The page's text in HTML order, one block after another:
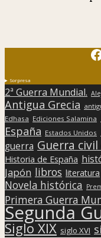
Sorpresa
2ª Guerra Mundial.
Antigua Grecia
Edhasa Ediciones Salamina
España Estados Unidos
guerra Guerra
Historia de España
Japón libros literatura
Novela histórica
Primera Guerra
Segunda
Siglo XIX siglo XVI